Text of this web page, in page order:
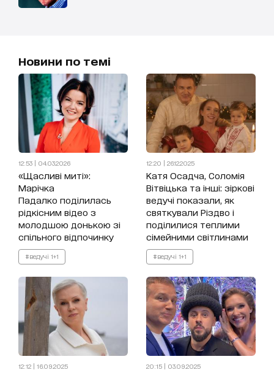
Новини по темі
12:53 | 04.03.2026
«Щасливі миті»:
Марічка
Падалко поділилась
рідкісним відео з
молодшою донькою зі
спільного відпочинку
#ведучі 1+1
12:20 | 26.12.2025
Катя Осадча, Соломія
Вітвіцька та інші: зіркові
ведучі показали, як
святкували Різдво і
поділилися теплими
сімейними світлинами
#ведучі 1+1
12:12 | 16.09.2025 20:15 | 03.09.2025